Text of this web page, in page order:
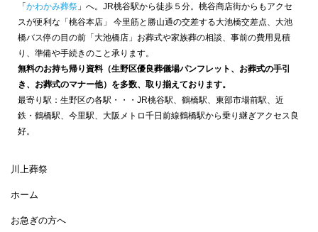
「かわかみ葬祭 」へ。JR桃谷駅から徒歩５分。桃谷商店街からもアクセ
スが便利な「桃谷本店」 今里筋と勝山通の交差する大池橋交差点、大池
橋バス停の目の前「大池橋店」お葬式や家族葬の相談、事前の費用見積
り、準備や手続きのこと承ります。
無料のお持ち帰り資料（生野区優良葬儀場パンフレット、お葬式の手引
き、お葬式のマナー他）を多数、取り揃えております。
最寄り駅：生野区の各駅・・・JR桃谷駅、鶴橋駅、東部市場前駅、近
鉄・鶴橋駅、今里駅、大阪メトロ千日前線鶴橋駅から乗り継ぎアクセス良
好。
川上葬祭
ホーム
お急ぎの方へ